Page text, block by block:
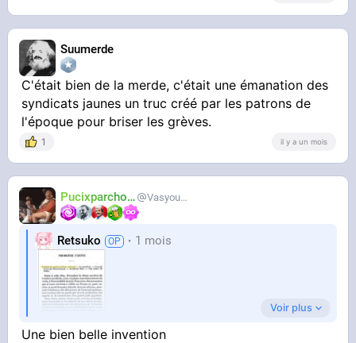
Suumerde
C'était bien de la merde, c'était une émanation des
syndicats jaunes un truc créé par les patrons de
l'époque pour briser les grèves.
1 il y a un mois
Pucixparchoix Vasyouioui_
Retsuko 1 mois
Voir plus
Une bien belle invention